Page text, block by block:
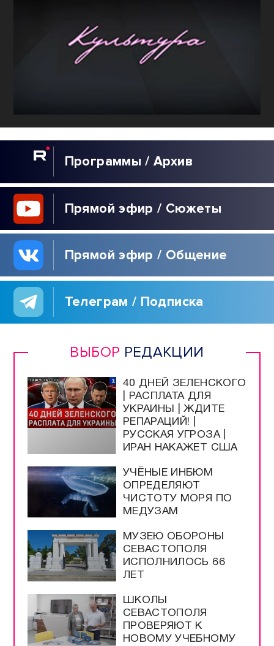
Программы / Архив
Прямой эфир / Сюжеты
Прямой эфир / Общение
Телеграм / Подписка
ВЫБОР РЕДАКЦИИ
40 ДНЕЙ ЗЕЛЕНСКОГО
| РАСПЛАТА ДЛЯ
УКРАИНЫ | ЖДИТЕ
РЕПАРАЦИЙ! |
РУССКАЯ УГРОЗА |
ИРАН НАКАЖЕТ США
УЧЁНЫЕ ИНБЮМ
ОПРЕДЕЛЯЮТ
ЧИСТОТУ МОРЯ ПО
МЕДУЗАМ
МУЗЕЮ ОБОРОНЫ
СЕВАСТОПОЛЯ
ИСПОЛНИЛОСЬ 66
ЛЕТ
ШКОЛЫ
СЕВАСТОПОЛЯ
ПРОВЕРЯЮТ К
НОВОМУ УЧЕБНОМУ